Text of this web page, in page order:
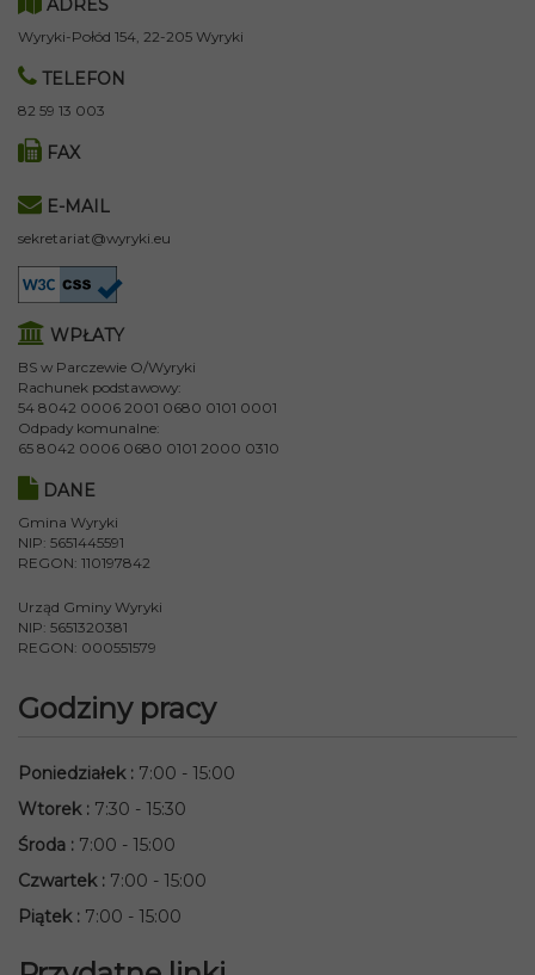
ADRES
Wyryki-Połód 154, 22-205 Wyryki
TELEFON
82 59 13 003
FAX
E-MAIL
sekretariat@wyryki.eu
WPŁATY
BS w Parczewie O/Wyryki
Rachunek podstawowy:
54 8042 0006 2001 0680 0101 0001
Odpady komunalne:
65 8042 0006 0680 0101 2000 0310
DANE
Gmina Wyryki
NIP: 5651445591
REGON: 110197842
Urząd Gminy Wyryki
NIP: 5651320381
REGON: 000551579
Godziny pracy
Poniedziałek: 7:00 - 15:00
Wtorek: 7:30 - 15:30
Środa : 7:00 - 15:00
Czwartek: 7:00 - 15:00
Piątek: 7:00 - 15:00